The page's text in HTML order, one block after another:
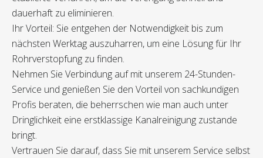
dauerhaft zu eliminieren.
Ihr Vorteil: Sie entgehen der Notwendigkeit bis zum
nächsten Werktag auszuharren, um eine Lösung für Ihr
Rohrverstopfung zu finden.
Nehmen Sie Verbindung auf mit unserem 24-Stunden-
Service und genießen Sie den Vorteil von sachkundigen
Profis beraten, die beherrschen wie man auch unter
Dringlichkeit eine erstklassige Kanalreinigung zustande
bringt.
Vertrauen Sie darauf, dass Sie mit unserem Service selbst